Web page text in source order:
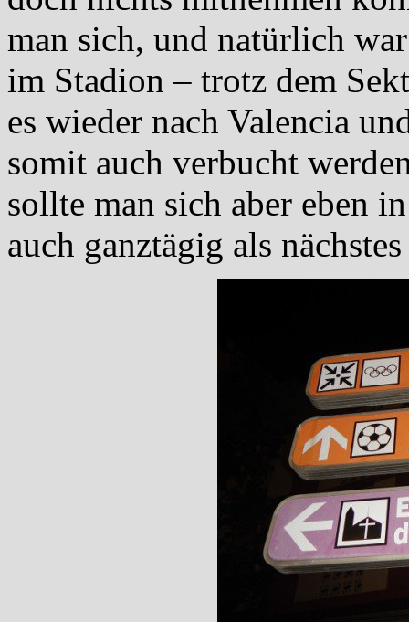
man sich, und natürlich
im Stadion – trotz dem
es wieder nach Valencia
somit auch verbucht
sollte man sich aber eben
auch ganztägig als